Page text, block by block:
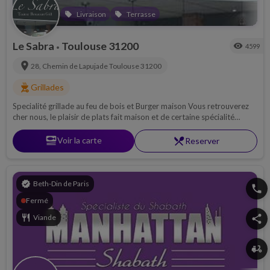
local_offer Livraison local_offer Terrasse
Le Sabra • Toulouse 31200 visibility 4599
location_on 28, Chemin de LapujadeToulouse 31200
outdoor_grill Grillades
Specialité grillade au feu de bois et Burger maison Vous retrouverez
cher nous, le plaisir de plats fait maison et de certaine spécialité
israélienne qui en fond notre succès
set_mealVoir la carte restaurant_menuReserver
verified Beth-Din de Paris
Fermé
restaurant Viande
phone
share
delivery_dining